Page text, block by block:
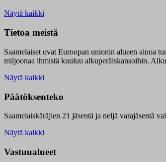
Näytä kaikki
Tietoa meistä
Saamelaiset ovat Euroopan unionin alueen ainoa
miljoonaa ihmistä kuuluu alkuperäiskansoihin.
Näytä kaikki
Päätöksenteko
Saamelaiskäräjien 21 jäsentä ja neljä varajäsentä
Näytä kaikki
Vastuualueet